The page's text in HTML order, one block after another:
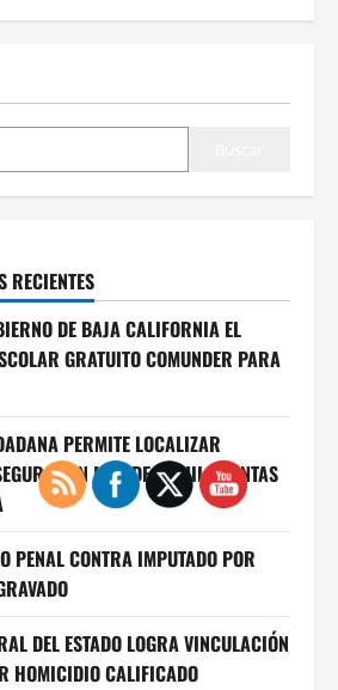
RECIENTES
DE BAJA CALIFORNIA EL
GRATUITO COMUNDER PARA
PERMITE LOCALIZAR
MÁS DE 16 MIL PLANTAS
PENAL CONTRA IMPUTADO POR
DEL ESTADO LOGRA VINCULACIÓN
HOMICIDIO CALIFICADO